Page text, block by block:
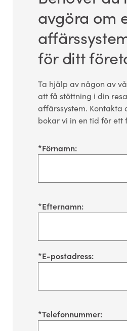
avgöra om
för ditt
Ta hjälp av någon av
att få stöttning i din
affärssystem. Kontakta
bokar vi in en tid för ett
*Förnamn:
*Efternamn:
*E-postadress:
*Telefonnummer: